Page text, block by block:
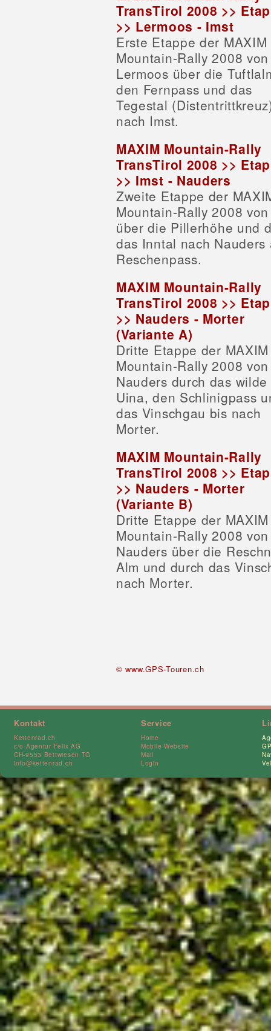
TransTirol 2008 >>
>> Lermoos - Imst
Erste Etappe der MAXIM
Mountain-Rally 2008 von
Lermoos über die
den Fernpass und das
Tegestal
nach Imst.
MAXIM Mountain-Rally
TransTirol 2008 >>
>> Imst - Nauders
Zweite Etappe der
Mountain-Rally 2008
über die Pillerhöhe und
das Inntal nach Nauders
Reschenpass.
MAXIM Mountain-Rally
TransTirol 2008 >>
>> Nauders - Morter
(Variante A)
Dritte Etappe der MAXIM
Mountain-Rally 2008 von
Nauders durch das
Uina, den Schlinigpass
das Vinschgau bis nach
Morter.
MAXIM Mountain-Rally
TransTirol 2008 >>
>> Nauders - Morter
(Variante B)
Dritte Etappe der MAXIM
Mountain-Rally 2008 von
Nauders über die
Alm und durch das
nach Morter.
© www.GPS-Touren.ch
Kontakt
Kettenrad.ch
c/o Agentur Felix AG
CH-9553 Bettwiesen TG
info@kettenrad.ch
Service
Home
Mobile Website
Mail
Login